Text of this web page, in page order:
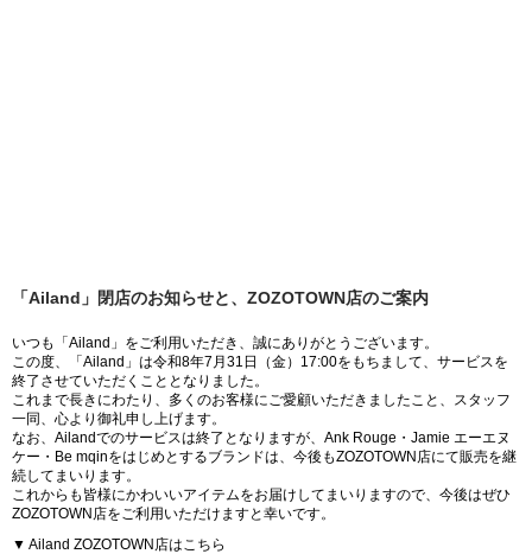
「Ailand」閉店のお知らせと、ZOZOTOWN店のご案内
いつも「Ailand」をご利用いただき、誠にありがとうございます。
この度、「Ailand」は令和8年7月31日（金）17:00をもちまして、サービスを
終了させていただくこととなりました。
これまで長きにわたり、多くのお客様にご愛顧いただきましたこと、スタッフ
一同、心より御礼申し上げます。
なお、Ailandでのサービスは終了となりますが、Ank Rouge・Jamie エーエヌ
ケー・Be mqinをはじめとするブランドは、今後もZOZOTOWN店にて販売を継
続してまいります。
これからも皆様にかわいいアイテムをお届けしてまいりますので、今後はぜひ
ZOZOTOWN店をご利用いただけますと幸いです。
▼ Ailand ZOZOTOWN店はこちら